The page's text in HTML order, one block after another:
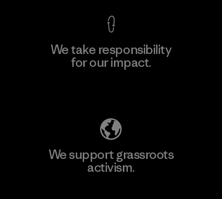
We take responsibility
for our impact.
We support grassroots
activism.